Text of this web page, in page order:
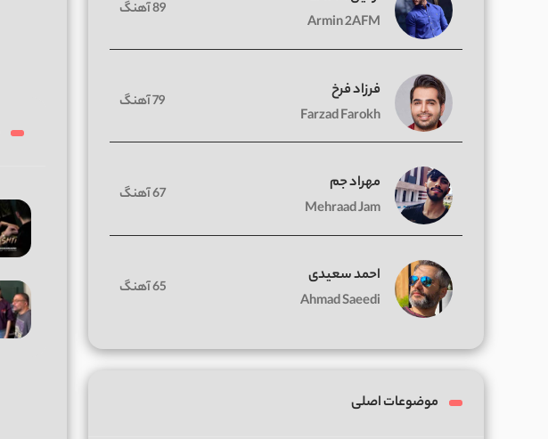
Armin 2AFM
89 آهنگ
فرزاد فرخ
Farzad Farokh
79 آهنگ
مهراد جم
Mehraad Jam
67 آهنگ
احمد سعیدی
Ahmad Saeedi
65 آهنگ
موضوعات اصلی